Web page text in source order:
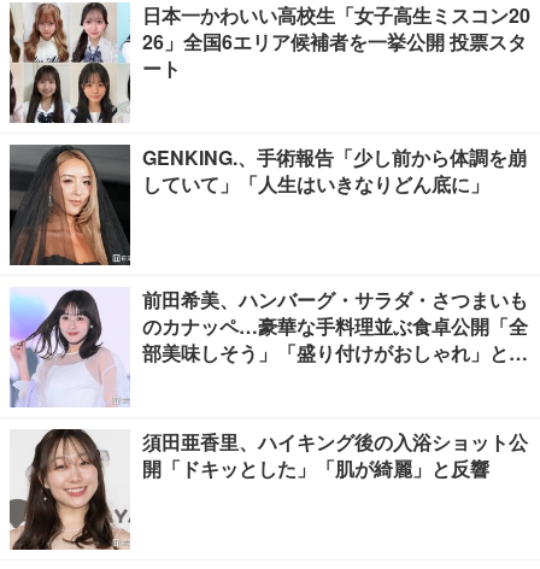
日本一かわいい高校生「女子高生ミスコン20
26」全国6エリア候補者を一挙公開 投票スタ
ート
GENKING.、手術報告「少し前から体調を崩
していて」「人生はいきなりどん底に」
前田希美、ハンバーグ・サラダ・さつまいも
のカナッペ…豪華な手料理並ぶ食卓公開「全
部美味しそう」「盛り付けがおしゃれ」と絶
須田亜香里、ハイキング後の入浴ショット公
開「ドキッとした」「肌が綺麗」と反響